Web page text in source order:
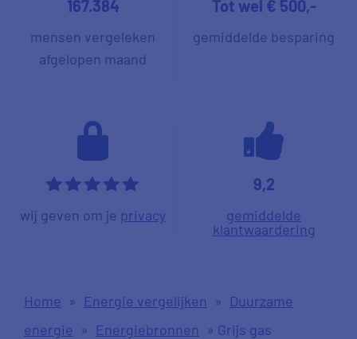
167.384
mensen vergeleken
afgelopen maand
Tot wel € 500,-
gemiddelde besparing
*****
wij geven om je privacy
9,2
gemiddelde
klantwaardering
Home » Energie vergelijken » Duurzame
energie » Energiebronnen » Grijs gas